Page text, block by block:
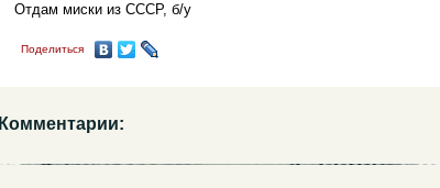
Отдам миски из СССР, б/у
Поделиться
Комментарии: